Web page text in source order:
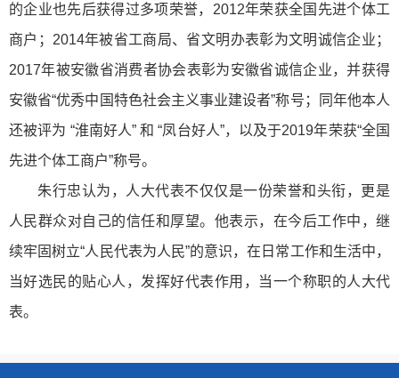
的企业也先后获得过多项荣誉，2012年荣获全国先进个体工
商户；2014年被省工商局、省文明办表彰为文明诚信企业；
2017年被安徽省消费者协会表彰为安徽省诚信企业，并获得
安徽省“优秀中国特色社会主义事业建设者”称号；同年他本人
还被评为 “淮南好人” 和 “凤台好人”，以及于2019年荣获“全国
先进个体工商户”称号。
朱行忠认为，人大代表不仅仅是一份荣誉和头衔，更是
人民群众对自己的信任和厚望。他表示，在今后工作中，继
续牢固树立“人民代表为人民”的意识，在日常工作和生活中，
当好选民的贴心人，发挥好代表作用，当一个称职的人大代
表。